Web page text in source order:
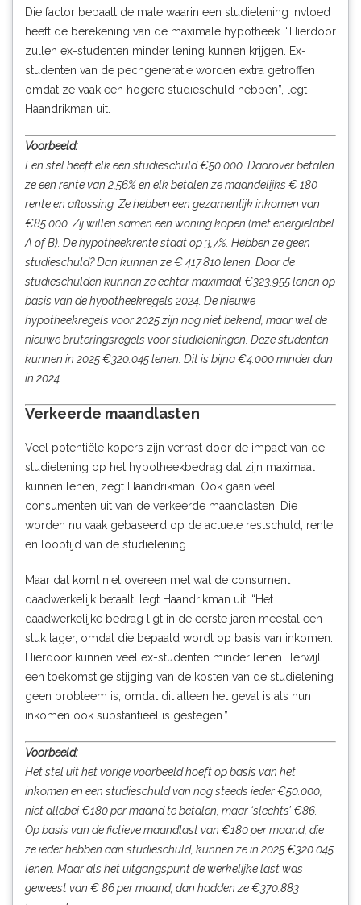
Die factor bepaalt de mate waarin een studielening invloed
heeft de berekening van de maximale hypotheek. “Hierdoor
zullen ex-studenten minder lening kunnen krijgen. Ex-
studenten van de pechgeneratie worden extra getroffen
omdat ze vaak een hogere studieschuld hebben”, legt
Haandrikman uit.
Voorbeeld:
Een stel heeft elk een studieschuld €50.000. Daarover betalen
ze een rente van 2,56% en elk betalen ze maandelijks € 180
rente en aflossing. Ze hebben een gezamenlijk inkomen van
€85.000. Zij willen samen een woning kopen (met energielabel
A of B). De hypotheekrente staat op 3,7%. Hebben ze geen
studieschuld? Dan kunnen ze € 417.810 lenen. Door de
studieschulden kunnen ze echter maximaal €323.955 lenen op
basis van de hypotheekregels 2024. De nieuwe
hypotheekregels voor 2025 zijn nog niet bekend, maar wel de
nieuwe bruteringsregels voor studieleningen. Deze studenten
kunnen in 2025 €320.045 lenen. Dit is bijna €4.000 minder dan
in 2024.
Verkeerde maandlasten
Veel potentiële kopers zijn verrast door de impact van de
studielening op het hypotheekbedrag dat zijn maximaal
kunnen lenen, zegt Haandrikman. Ook gaan veel
consumenten uit van de verkeerde maandlasten. Die
worden nu vaak gebaseerd op de actuele restschuld, rente
en looptijd van de studielening.
Maar dat komt niet overeen met wat de consument
daadwerkelijk betaalt, legt Haandrikman uit. “Het
daadwerkelijke bedrag ligt in de eerste jaren meestal een
stuk lager, omdat die bepaald wordt op basis van inkomen.
Hierdoor kunnen veel ex-studenten minder lenen. Terwijl
een toekomstige stijging van de kosten van de studielening
geen probleem is, omdat dit alleen het geval is als hun
inkomen ook substantieel is gestegen.”
Voorbeeld:
Het stel uit het vorige voorbeeld hoeft op basis van het
inkomen en een studieschuld van nog steeds ieder €50.000,
niet allebei €180 per maand te betalen, maar ‘slechts’ €86.
Op basis van de fictieve maandlast van €180 per maand, die
ze ieder hebben aan studieschuld, kunnen ze in 2025 €320.045
lenen. Maar als het uitgangspunt de werkelijke last was
geweest van € 86 per maand, dan hadden ze €370.883